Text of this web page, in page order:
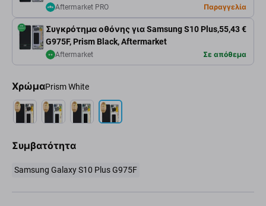
Aftermarket PRO Παραγγελία
Συγκρότημα οθόνης για Samsung S10 Plus,
G975F, Prism Black, Aftermarket
55,43 €
Aftermarket Σε απόθεμα
ΧρώμαPrism White
Συμβατότητα
Samsung Galaxy S10 Plus G975F